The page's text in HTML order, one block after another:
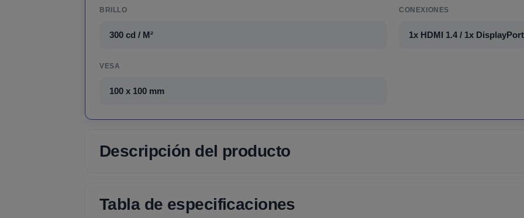
BRILLO
300 cd / M²
CONEXIONES
1x HDMI 1.4 / 1x
VESA
100 x 100 mm
Descripción del producto
Tabla de especificaciones